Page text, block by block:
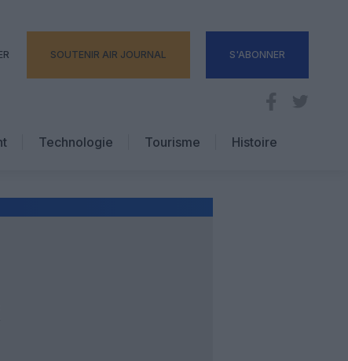
SOUTENIR AIR JOURNAL S'ABONNER
Technologie
Tourisme
Hôtellerie
Histoire